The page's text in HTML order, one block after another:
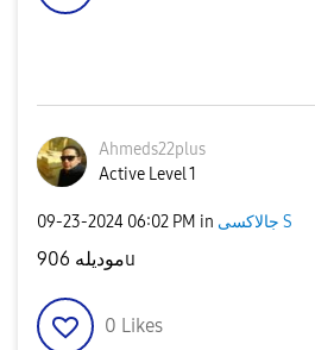
Ahmeds22plus
Active Level 1
‎09-23-2024 06:02 PM in جالاكسى S
موديله 906u
0 Likes